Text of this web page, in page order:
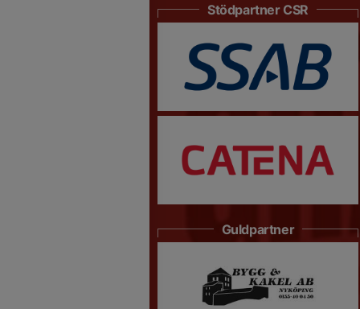
Stödpartner CSR
Guldpartner